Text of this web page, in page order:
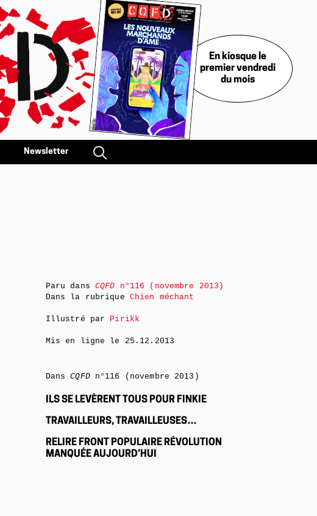
En kiosque le
premier vendredi
du mois
Newsletter
Paru dans CQFD n°116 (novembre 2013)
Dans la rubrique Chien méchant
Illustré par Pirikk
Mis en ligne le 25.12.2013
DansCQFDn°116 (novembre 2013)
ILS SE LEVÈRENT TOUS POUR FINKIE
TRAVAILLEURS, TRAVAILLEUSES…
RELIRE FRONT POPULAIRE RÉVOLUTION
MANQUÉE AUJOURD’HUI